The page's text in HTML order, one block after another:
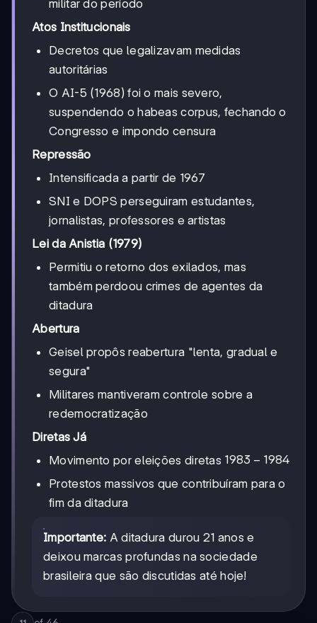
militar do período
Atos Institucionais
Decretos que legalizavam medidas
autoritárias
O AI-5 (1968) foi o mais severo,
suspendendo o habeas corpus, fechando o
Congresso e impondo censura
Repressão
Intensificada a partir de 1967
SNI e DOPS perseguiram estudantes,
jornalistas, professores e artistas
Lei da Anistia (1979)
Permitiu o retorno dos exilados, mas
também perdoou crimes de agentes da
ditadura
Abertura
Geisel propôs reabertura "lenta, gradual e
segura"
Militares mantiveram controle sobre a
redemocratização
Diretas Já
Movimento por eleições diretas 1983-
1983 − 1984
Protestos massivos que contribuíram para o
fim da ditadura
Importante: A ditadura durou 21 anos e
deixou marcas profundas na sociedade
brasileira que são discutidas até hoje!